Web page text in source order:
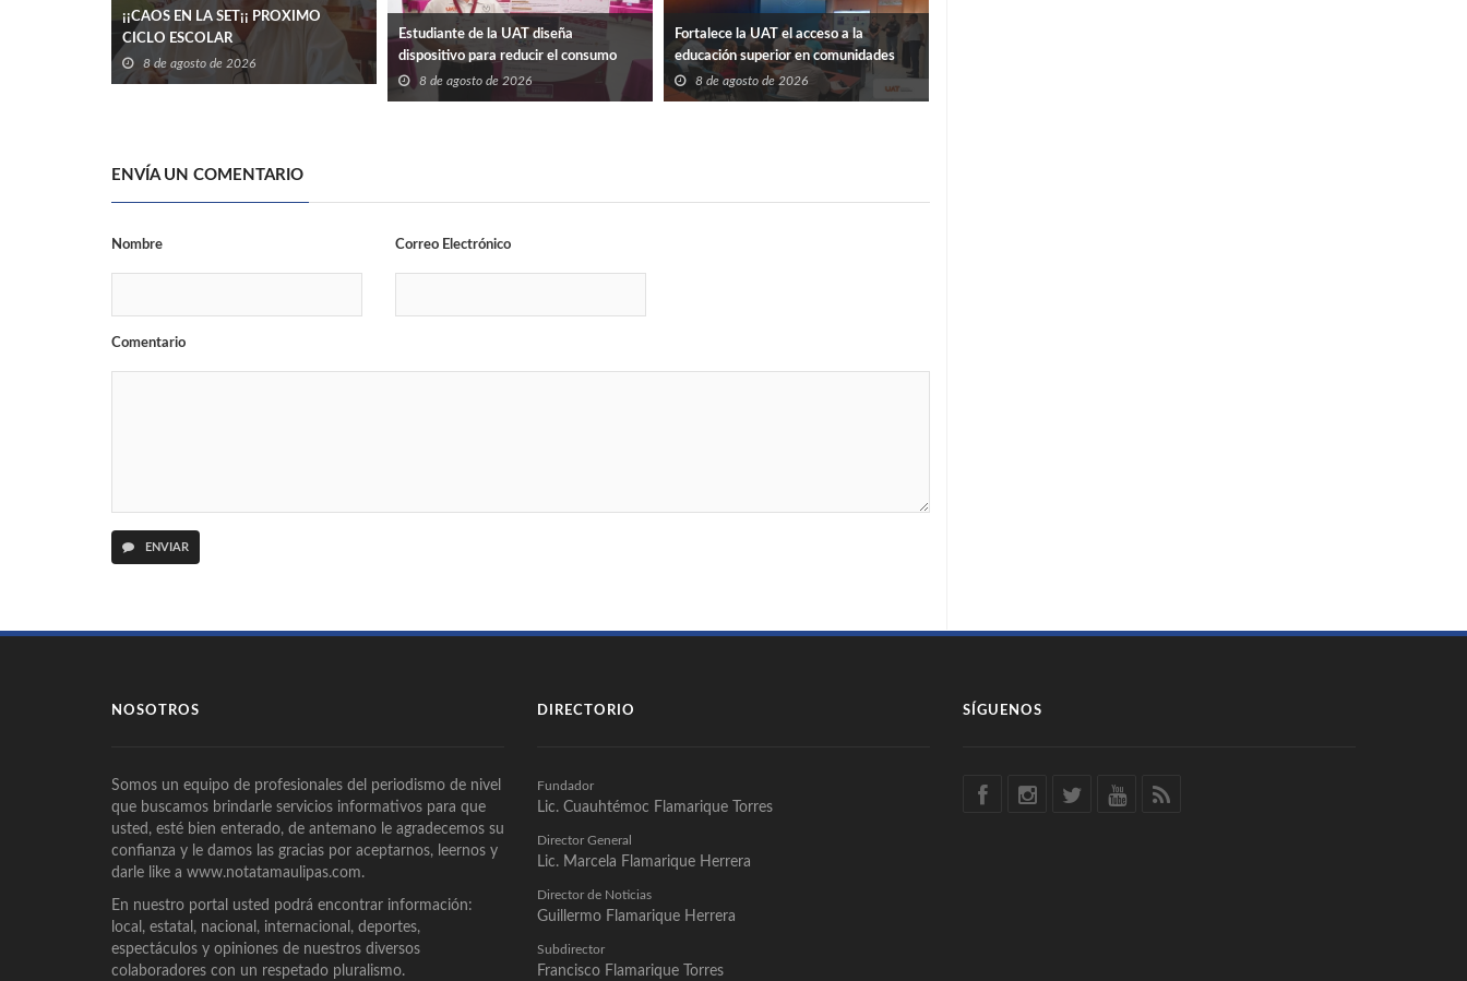
¡¡CAOS EN LA SET¡¡ PROXIMO
CICLO ESCOLAR
8 de agosto de 2026
Estudiante de la UAT diseña
dispositivo para reducir el consumo
eléctrico en edificios
8 de agosto de 2026
Fortalece la UAT el acceso a la
educación superior en comunidades
8 de agosto de 2026
ENVÍA UN COMENTARIO
Nombre Correo Electrónico
Comentario
ENVIAR
NOSOTROS
Somos un equipo de profesionales del periodismo de nivel
que buscamos brindarle servicios informativos para que
usted, esté bien enterado, de antemano le agradecemos su
confianza y le damos las gracias por aceptarnos, leernos y
darle like a www.notatamaulipas.com.
En nuestro portal usted podrá encontrar información:
local, estatal, nacional, internacional, deportes,
espectáculos y opiniones de nuestros diversos
colaboradores con un respetado pluralismo.
DIRECTORIO
Fundador
Lic. Cuauhtémoc Flamarique Torres
Director General
Lic. Marcela Flamarique Herrera
Director de Noticias
Guillermo Flamarique Herrera
Subdirector
Francisco Flamarique Torres
SÍGUENOS